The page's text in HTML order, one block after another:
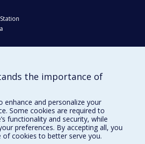
the importance of
enhance and personalize your
Some cookies are required to
functionality and security, while
preferences. By accepting all, you
cookies to better serve you.